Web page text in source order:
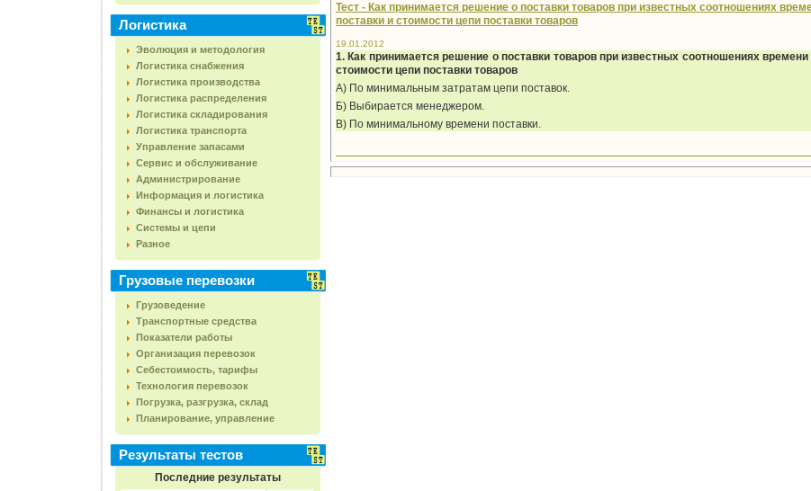
Логистика
Эволюция и методология
Логистика снабжения
Логистика производства
Логистика распределения
Логистика складирования
Логистика транспорта
Управление запасами
Сервис и обслуживание
Администрирование
Информация и логистика
Финансы и логистика
Системы и цепи
Разное
Грузовые перевозки
Грузоведение
Транспортные средства
Показатели работы
Организация перевозок
Себестоимость, тарифы
Технология перевозок
Погрузка, разгрузка, склад
Планирование, управление
Результаты тестов
Последние результаты
Тест - Как принимается решение о поставки товаров при известных соотношениях
поставки и стоимости цепи поставки товаров
19.01.2012
1. Как принимается решение о поставки товаров при известных соотношениях времени
стоимости цепи поставки товаров
А) По минимальным затратам цепи поставок.
Б) Выбирается менеджером.
В) По минимальному времени поставки.